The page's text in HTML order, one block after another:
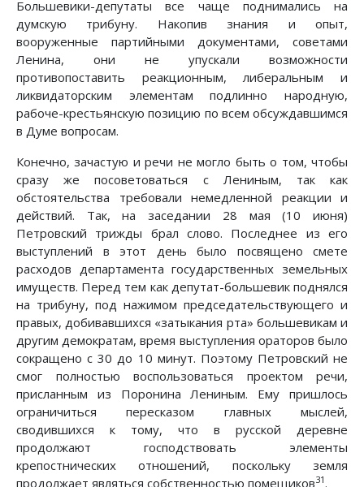
Большевики-депутаты все чаще поднимались на
думскую трибуну. Накопив знания и опыт,
вооруженные партийными документами, советами
Ленина, они не упускали возможности
противопоставить реакционным, либеральным и
ликвидаторским элементам подлинно народную,
рабоче-крестьянскую позицию по всем обсуждавшимся
в Думе вопросам.
Конечно, зачастую и речи не могло быть о том, чтобы
сразу же посоветоваться с Лениным, так как
обстоятельства требовали немедленной реакции и
действий. Так, на заседании 28 мая (10 июня)
Петровский трижды брал слово. Последнее из его
выступлений в этот день было посвящено смете
расходов департамента государственных земельных
имуществ. Перед тем как депутат-большевик поднялся
на трибуну, под нажимом председательствующего и
правых, добивавшихся «затыкания рта» большевикам и
другим демократам, время выступления ораторов было
сокращено с 30 до 10 минут. Поэтому Петровский не
смог полностью воспользоваться проектом речи,
присланным из Поронина Лениным. Ему пришлось
ограничиться пересказом главных мыслей,
сводившихся к тому, что в русской деревне
продолжают господствовать элементы
крепостнических отношений, поскольку земля
продолжает являться собственностью помещиков31 .